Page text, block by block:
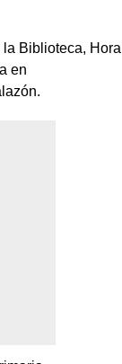
la Biblioteca, Hora
en